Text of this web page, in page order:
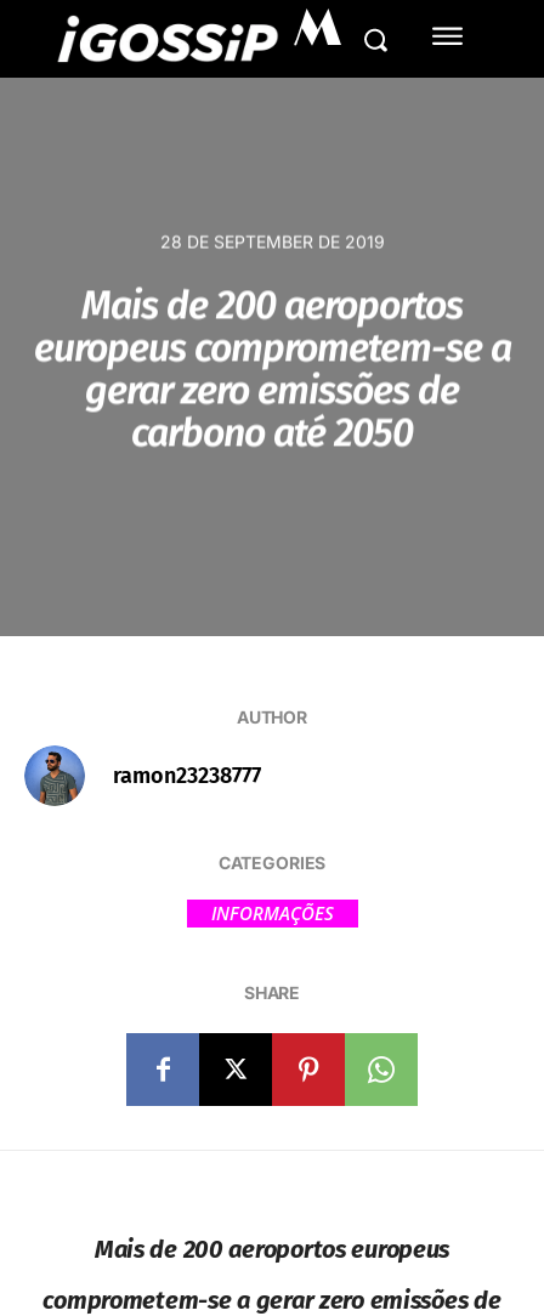
M
28 DE SEPTEMBER DE 2019
Mais de 200 aeroportos
europeus comprometem-se a
gerar zero emissões de
carbono até 2050
AUTHOR
ramon23238777
CATEGORIES
INFORMAÇÕES
SHARE
Mais de 200 aeroportos europeus
comprometem-se a gerar zero emissões de